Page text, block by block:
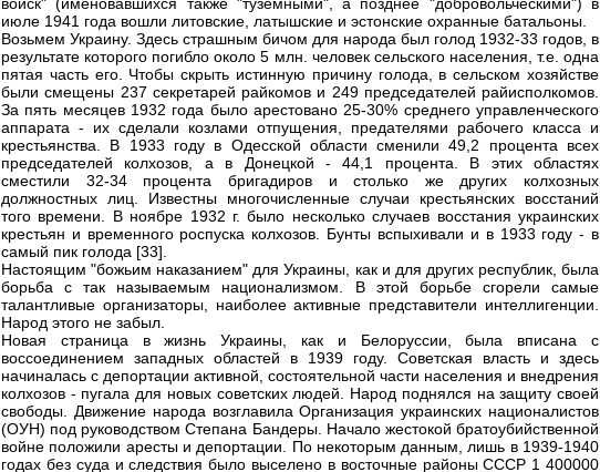
июле 1941 года вошли литовские, латышские и эстонские охранные батальоны.
Возьмем Украину. Здесь страшным бичом для народа был голод 1932-33 годов, в
результате которого погибло около 5 млн. человек сельского населения, т.е. одна
пятая часть его. Чтобы скрыть истинную причину голода, в сельском хозяйстве
были смещены 237 секретарей райкомов и 249 председателей райисполкомов.
За пять месяцев 1932 года было арестовано 25-30% среднего управленческого
аппарата - их сделали козлами отпущения, предателями рабочего класса и
крестьянства. В 1933 году в Одесской области сменили 49,2 процента всех
председателей колхозов, а в Донецкой - 44,1 процента. В этих областях
сместили 32-34 процента бригадиров и столько же других колхозных
должностных лиц. Известны многочисленные случаи крестьянских восстаний
того времени. В ноябре 1932 г. было несколько случаев восстания украинских
крестьян и временного роспуска колхозов. Бунты вспыхивали и в 1933 году - в
самый пик голода [33].
Настоящим "божьим наказанием" для Украины, как и для других республик, была
борьба с так называемым национализмом. В этой борьбе сгорели самые
талантливые организаторы, наиболее активные представители интеллигенции.
Народ этого не забыл.
Новая страница в жизнь Украины, как и Белоруссии, была вписана с
воссоединением западных областей в 1939 году. Советская власть и здесь
начиналась с депортации активной, состоятельной части населения и внедрения
колхозов - пугала для новых советских людей. Народ поднялся на защиту своей
свободы. Движение народа возглавила Организация украинских националистов
(ОУН) под руководством Степана Бандеры. Начало жестокой братоубийственной
войне положили аресты и депортации. По некоторым данным, лишь в 1939-1940
годах без суда и следствия было выселено в восточные районы СССР 1 400000